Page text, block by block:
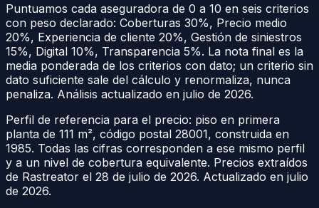
Puntuamos cada aseguradora de 0 a 10 en seis criterios
con peso declarado: Coberturas 30%, Precio medio
20%, Experiencia de cliente 20%, Gestión de siniestros
15%, Digital 10%, Transparencia 5%. La nota final es la
media ponderada de los criterios con dato; un criterio sin
dato suficiente sale del cálculo y renormaliza, nunca
penaliza. Análisis actualizado en julio de 2026.
Perfil de referencia para el precio: piso en primera
planta de 111 m², código postal 28001, construida en
1985. Todas las cifras corresponden a ese mismo perfil
y a un nivel de cobertura equivalente. Precios extraídos
de Rastreator el 28 de julio de 2026. Actualizado en julio
de 2026.